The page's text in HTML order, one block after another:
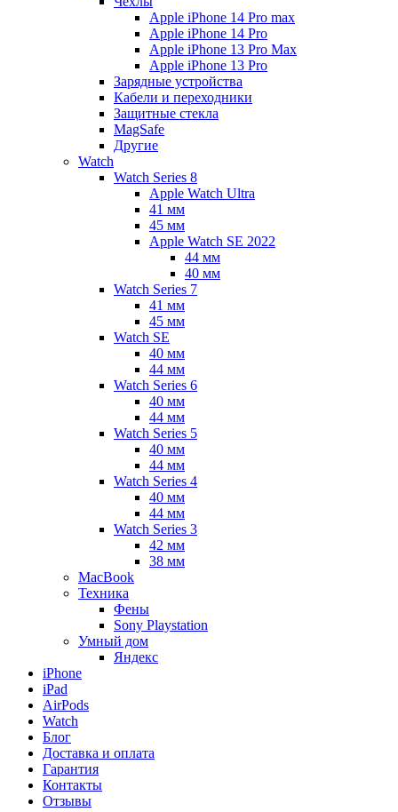
Apple iPhone 14 Pro max
Apple iPhone 14 Pro
Apple iPhone 13 Pro Max
Apple iPhone 13 Pro
Зарядные устройства
Кабели и переходники
Защитные стекла
MagSafe
Другие
Watch
Watch Series 8
Apple Watch Ultra
41 мм
45 мм
Apple Watch SE 2022
44 мм
40 мм
Watch Series 7
41 мм
45 мм
Watch SE
40 мм
44 мм
Watch Series 6
40 мм
44 мм
Watch Series 5
40 мм
44 мм
Watch Series 4
40 мм
44 мм
Watch Series 3
42 мм
38 мм
MacBook
Техника
Фены
Sony Playstation
Умный дом
Яндекс
iPhone
iPad
AirPods
Watch
Блог
Доставка и оплата
Гарантия
Контакты
Отзывы